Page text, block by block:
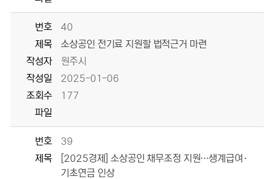
번호
40
제목
소상공인 전기료 지원할 법적근거 마련
작성자
원주시
작성일
2025-01-06
조회수
177
파일
번호
39
제목
[2025경제] 소상공인 채무조정 지원…생계급여·
기초연금 인상